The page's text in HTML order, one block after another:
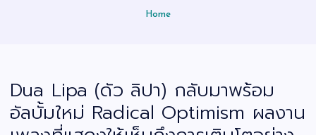
Home
Dua Lipa (ดัว ลิปา) กลับมาพร้อม
อัลบั้มใหม่ Radical Optimism ผลงาน